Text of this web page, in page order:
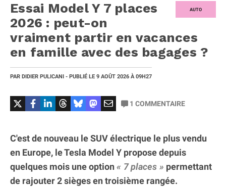
AUTO
Essai Model Y 7 places
2026 : peut-on
vraiment partir en vacances
en famille avec des bagages ?
PAR DIDIER PULICANI - PUBLIÉ LE 9 AOÛT 2026 À 09H27
1 COMMENTAIRE
C'est de nouveau le SUV électrique le plus vendu
en Europe, le Tesla Model Y propose depuis
quelques mois une option
7 places
permettant
de rajouter 2 sièges en troisième rangée.